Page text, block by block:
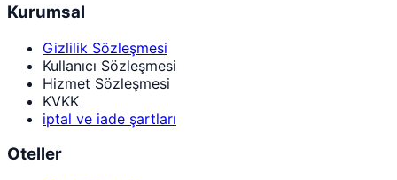
Kurumsal
Gizlilik Sözleşmesi
Kullanıcı Sözleşmesi
Hizmet Sözleşmesi
KVKK
iptal ve iade şartları
Oteller